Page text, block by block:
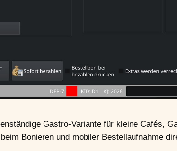
Gastro-Variante für kleine Cafés,
Bonieren und mobiler Bestellaufnahme